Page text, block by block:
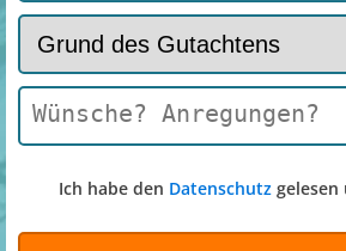
Ich habe den Datenschutz gelesen